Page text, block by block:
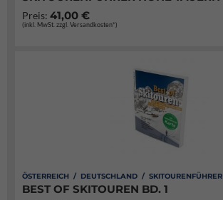
Preis: 41,00 €
(inkl. MwSt. zzgl. Versandkosten*)
ÖSTERREICH / DEUTSCHLAND / SKITOURENFÜHRER
BEST OF SKITOUREN BD. 1